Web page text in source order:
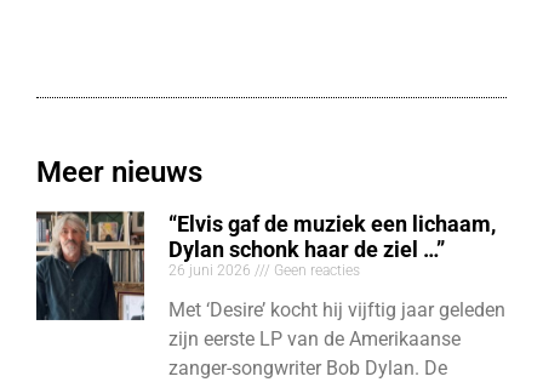
Meer nieuws
“Elvis gaf de muziek een lichaam,
Dylan schonk haar de ziel …”
26 juni 2026 Geen reacties
Met ‘Desire’ kocht hij vijftig jaar geleden
zijn eerste LP van de Amerikaanse
zanger-songwriter Bob Dylan. De